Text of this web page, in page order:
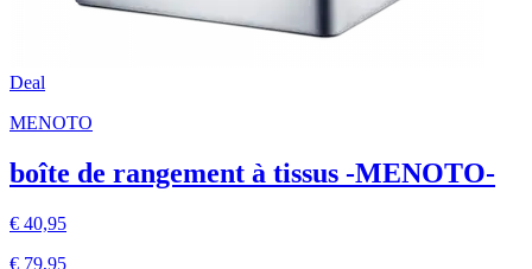
Deal
MENOTO
boîte de rangement à tissus -MENOTO-
€ 40,95
€ 79,95